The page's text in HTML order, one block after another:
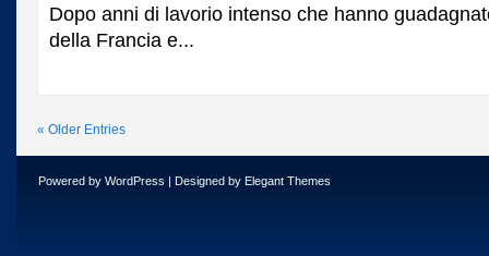
Dopo anni di lavorio intenso che hanno
della Francia e...
« Older Entries
Powered by WordPress | Designed by Elegant Themes